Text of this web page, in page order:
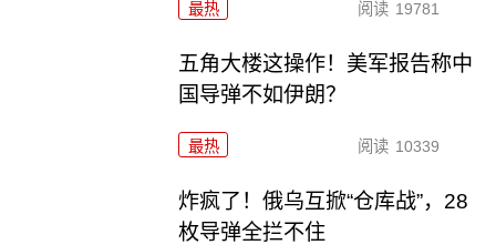
最热 阅读 19781
五角大楼这操作！美军报告称中
国导弹不如伊朗？
最热 阅读 10339
炸疯了！俄乌互掀“仓库战”，28
枚导弹全拦不住